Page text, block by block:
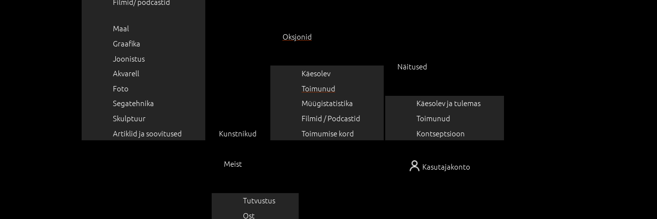
Kasutajakonto
Maal
Graafika
Joonistus
Akvarell
Foto
Segatehnika
Skulptuur
Artiklid ja soovitused
Kunstnikud
Oksjonid
Käesolev
Toimunud
Müügistatistika
Filmid / Podcastid
Toimumise kord
Näitused
Käesolev ja tulemas
Toimunud
Kontseptsioon
Meist
Tutvustus
Ost